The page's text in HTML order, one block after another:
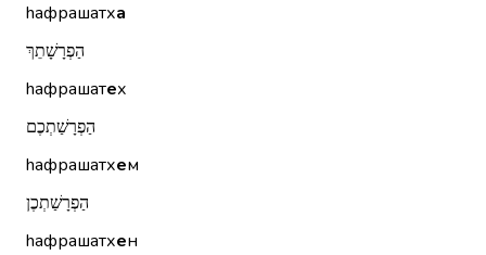
hафрашатха
הַפְרָשָׁתֵךְ
hафрашатех
הַפְרָשַׁתְכֶם
hафрашатхем
הַפְרָשַׁתְכֶן
hафрашатхен